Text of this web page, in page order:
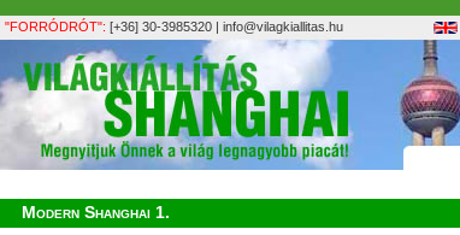
"FORRÓDRÓT": [+36] 30-3985320 | info@vilagkiallitas.hu
Modern Shanghai 1.